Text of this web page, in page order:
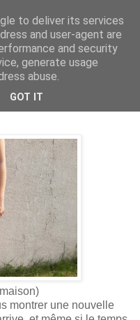
short...
montrer une nouvelle
to deliver its services
and user-agent are
and security
generate usage
abuse.
GOT IT